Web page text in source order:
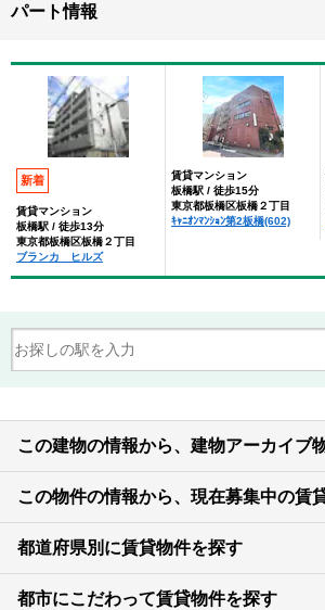
パート情報
新着
賃貸マンション
板橋駅 / 徒歩13分
東京都板橋区板橋２丁目
ブランカ ヒルズ
賃貸マンション
板橋駅 / 徒歩15分
東京都板橋区板橋２丁目
ｷｬﾆｵﾝﾏﾝｼｮﾝ第2板橋(602)
この建物の情報から、建物アーカイブ
この物件の情報から、現在募集中の賃
都道府県別に賃貸物件を探す
都市にこだわって賃貸物件を探す